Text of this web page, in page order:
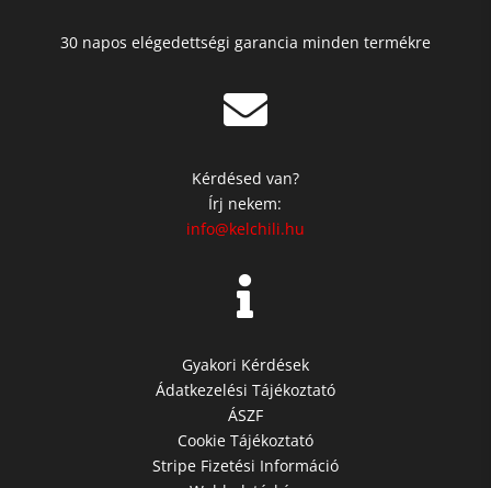
30 napos elégedettségi garancia minden termékre

Kérdésed van?
Írj nekem:
info@kelchili.hu

Gyakori Kérdések
Ádatkezelési Tájékoztató
ÁSZF
Cookie Tájékoztató
Stripe Fizetési Információ